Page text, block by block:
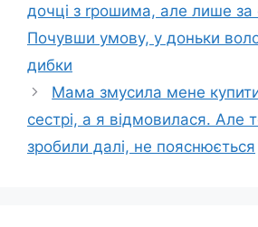
дочці з rрошима, але лише за
Почувши умову, у доньки
дибки
Мама змусила мене
сестрі, а я відмовилася. Але
зробили далі, не пояснюється